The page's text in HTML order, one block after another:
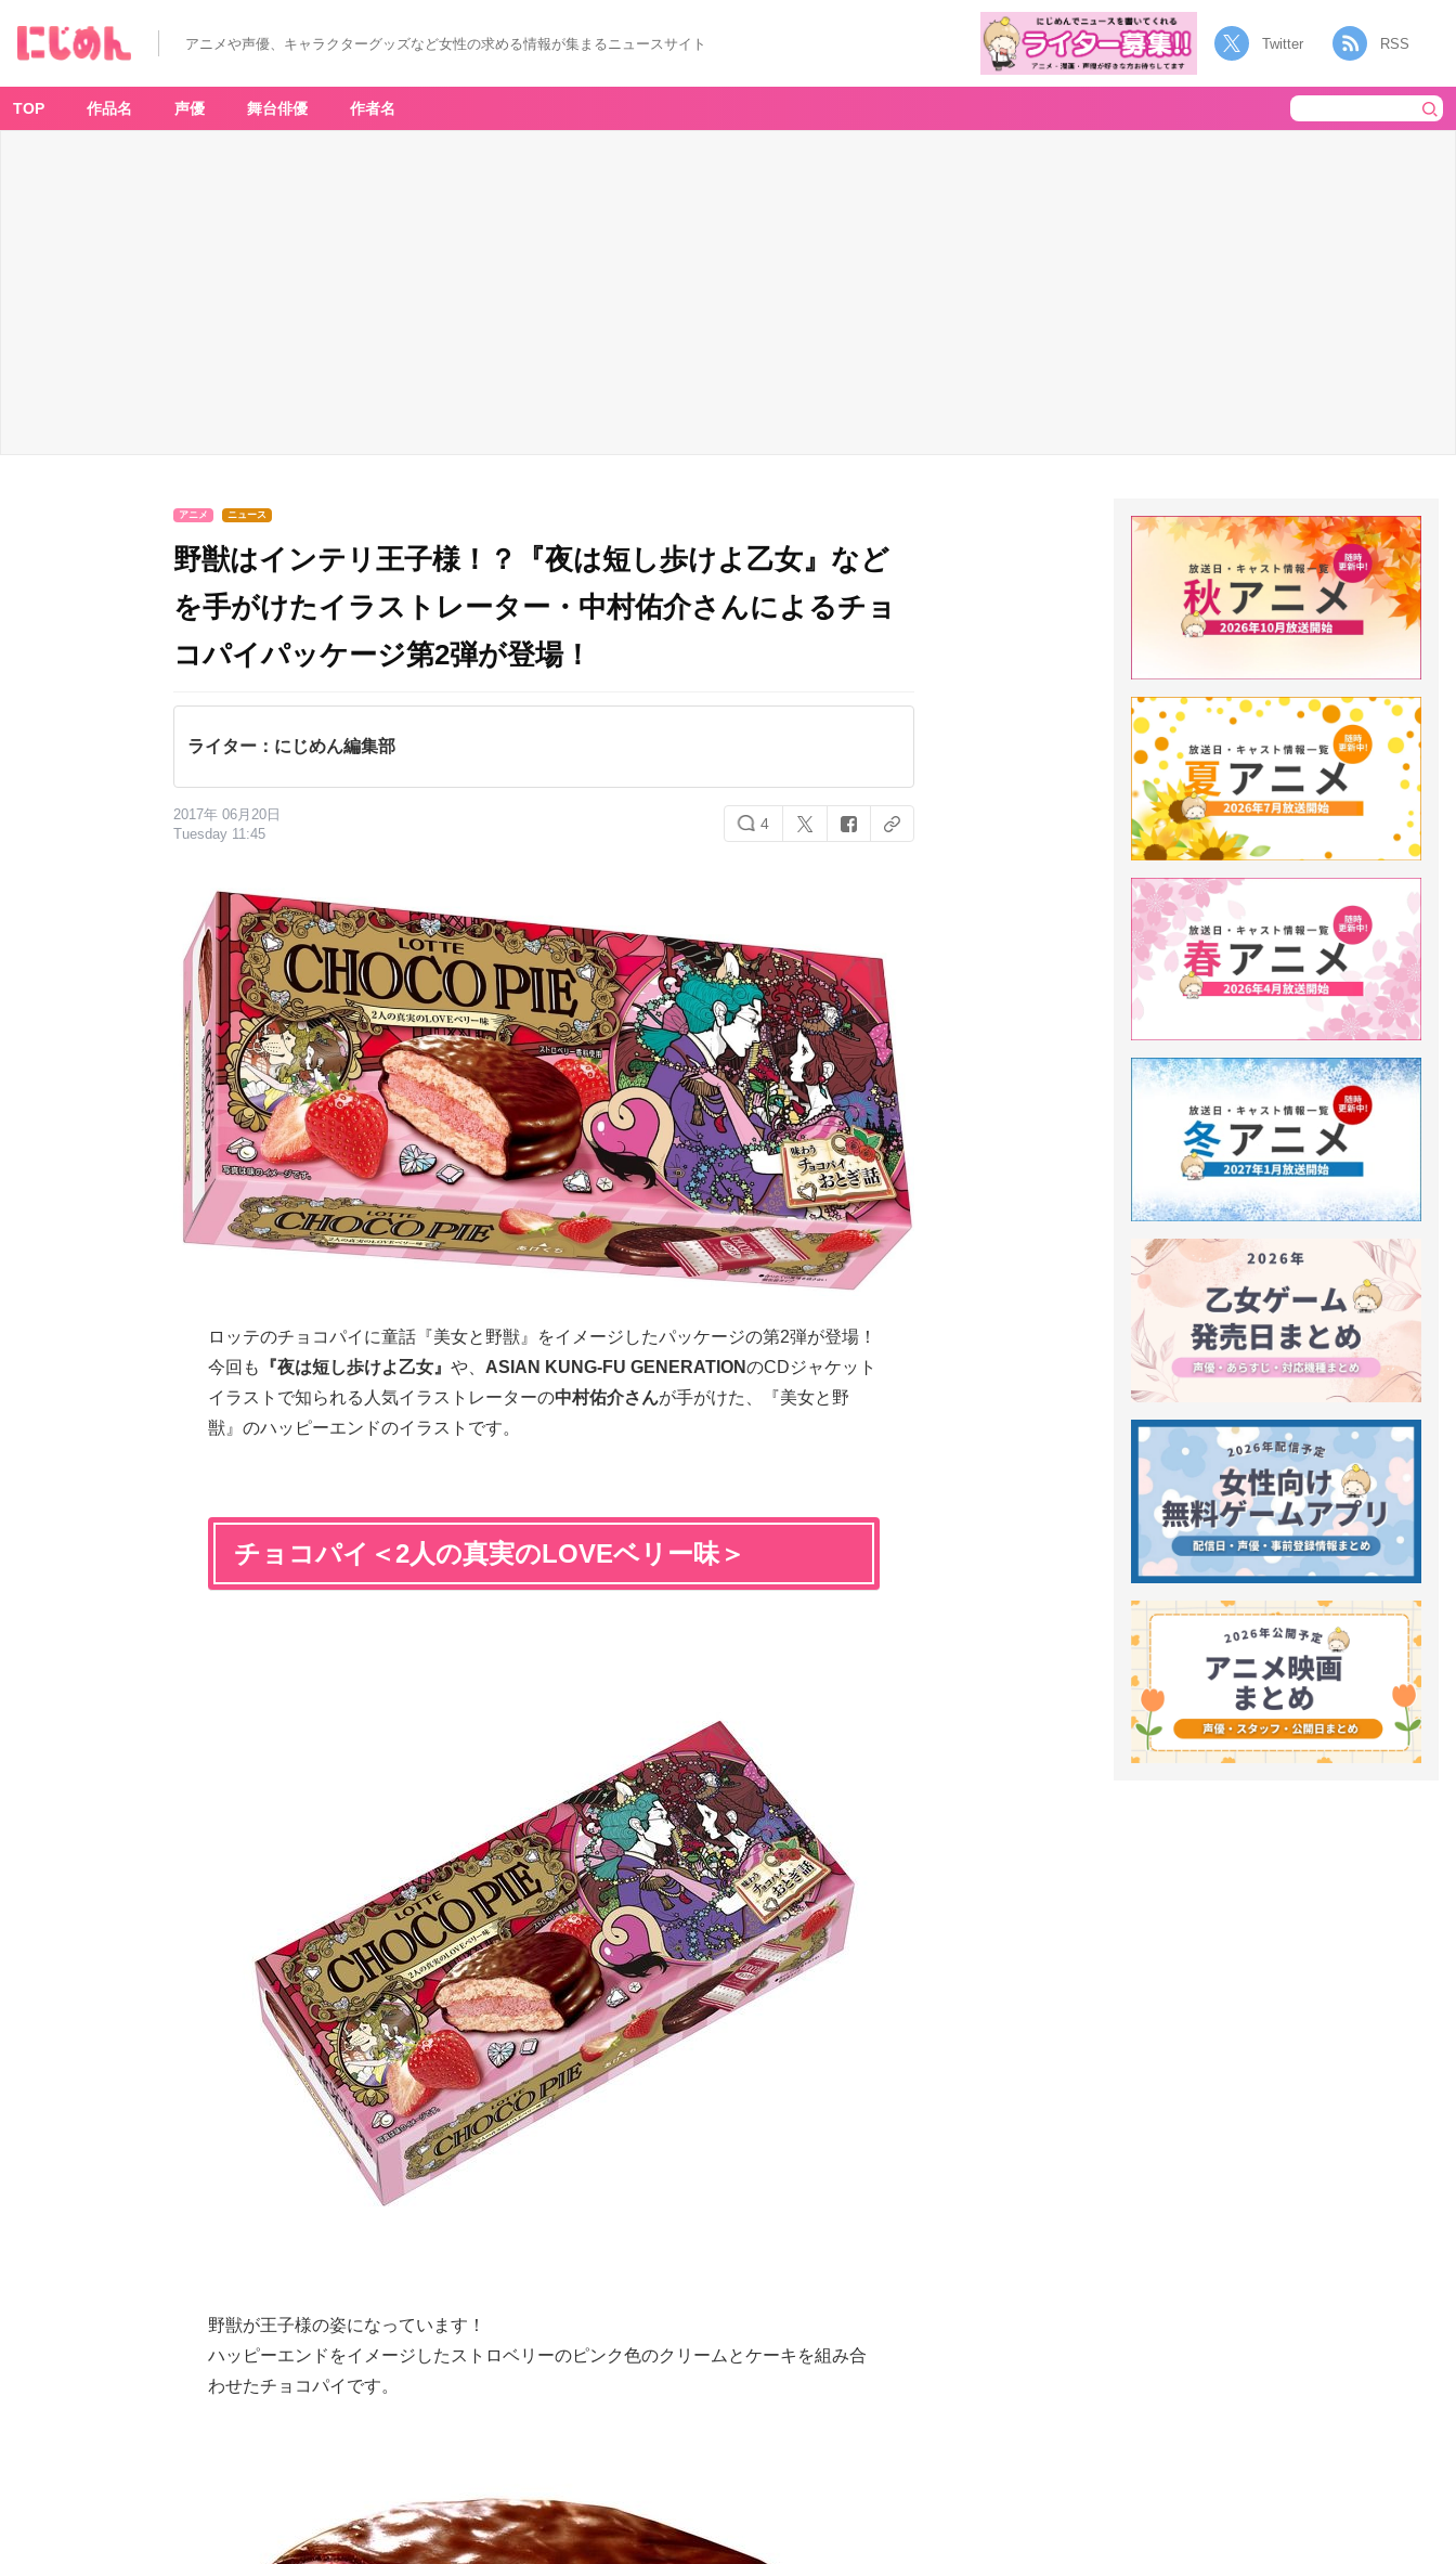
アニメや声優、キャラクターグッズなど女性の求める情報が集まるニュースサイト Twitter RSS
TOP 作品名 声優 舞台俳優 作者名
アニメ ニュース
野獣はインテリ王子様！？『夜は短し歩けよ乙女』など
を手がけたイラストレーター・中村佑介さん​によるチョ
コパイパッケージ第2弾が登場！
ライター：にじめん編集部
2017年 06月20日
Tuesday 11:45
4
ロッテのチョコパイに童話『美女と野獣』をイメージしたパッケージの第2弾が登場！
今回も
『夜は短し歩けよ乙女』 や、 ASIAN KUNG-FU GENERATIONのCDジャケット
イラストで知られる人気イラストレーターの中村佑介さんが手がけた、『美女と野
獣』のハッピーエンドのイラストです。
チョコパイ＜2人の真実のLOVEベリー味＞
野獣が王子様の姿になっています！
ハッピーエンドをイメージしたストロベリーのピンク色のクリームとケーキを組み合
わせたチョコパイです。